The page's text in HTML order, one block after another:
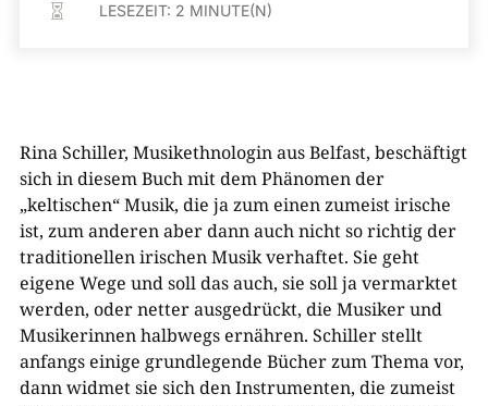
 LESEZEIT: 2 MINUTE(N)
Rina Schiller, Musikethnologin aus Belfast, beschäftigt
sich in diesem Buch mit dem Phänomen der
„keltischen“ Musik, die ja zum einen zumeist irische
ist, zum anderen aber dann auch nicht so richtig der
traditionellen irischen Musik verhaftet. Sie geht
eigene Wege und soll das auch, sie soll ja vermarktet
werden, oder netter ausgedrückt, die Musiker und
Musikerinnen halbwegs ernähren. Schiller stellt
anfangs einige grundlegende Bücher zum Thema vor,
dann widmet sie sich den Instrumenten, die zumeist